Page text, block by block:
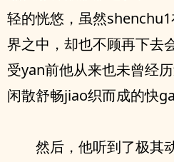
轻的恍悠，虽然
界之中，却也不顾再下去
受yan前他从来也未曾经
闲散舒畅jiao织而成的快
然后，他听到了极其